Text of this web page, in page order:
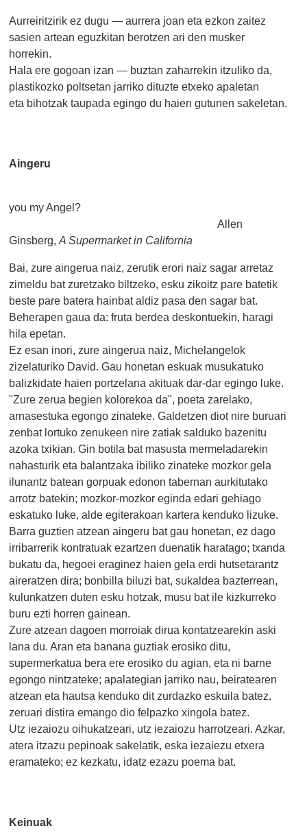
Aurreiritzirik ez dugu — aurrera joan eta ezkon zaitez
sasien artean eguzkitan berotzen ari den musker
horrekin.
Hala ere gogoan izan — buztan zaharrekin itzuliko da,
plastikozko poltsetan jarriko dituzte etxeko apaletan
eta bihotzak taupada egingo du haien gutunen sakeletan.
Aingeru
you my Angel?
Allen
Ginsberg,A Supermarket in California
Bai, zure aingerua naiz, zerutik erori naiz sagar arretaz
zimeldu bat zuretzako biltzeko, esku zikoitz pare batetik
beste pare batera hainbat aldiz pasa den sagar bat.
Beherapen gaua da: fruta berdea deskontuekin, haragi
hila epetan.
Ez esan inori, zure aingerua naiz, Michelangelok
zizelaturiko David. Gau honetan eskuak musukatuko
balizkidate haien portzelana akituak dar-dar egingo luke.
"Zure zerua begien kolorekoa da", poeta zarelako,
arnasestuka egongo zinateke. Galdetzen diot nire buruari
zenbat lortuko zenukeen nire zatiak salduko bazenitu
azoka txikian. Gin botila bat masusta mermeladarekin
nahasturik eta balantzaka ibiliko zinateke mozkor gela
ilunantz batean gorpuak edonon tabernan aurkitutako
arrotz batekin; mozkor-mozkor eginda edari gehiago
eskatuko luke, alde egiterakoan kartera kenduko lizuke.
Barra guztien atzean aingeru bat gau honetan, ez dago
irribarrerik kontratuak ezartzen duenatik haratago; txanda
bukatu da, hegoei eraginez haien gela erdi hutsetarantz
aireratzen dira; bonbilla biluzi bat, sukaldea bazterrean,
kulunkatzen duten esku hotzak, musu bat ile kizkurreko
buru ezti horren gainean.
Zure atzean dagoen morroiak dirua kontatzearekin aski
lana du. Aran eta banana guztiak erosiko ditu,
supermerkatua bera ere erosiko du agian, eta ni barne
egongo nintzateke; apalategian jarriko nau, beiratearen
atzean eta hautsa kenduko dit zurdazko eskuila batez,
zeruari distira emango dio felpazko xingola batez.
Utz iezaiozu oihukatzeari, utz iezaiozu harrotzeari. Azkar,
atera itzazu pepinoak sakelatik, eska iezaiezu etxera
eramateko; ez kezkatu, idatz ezazu poema bat.
Keinuak